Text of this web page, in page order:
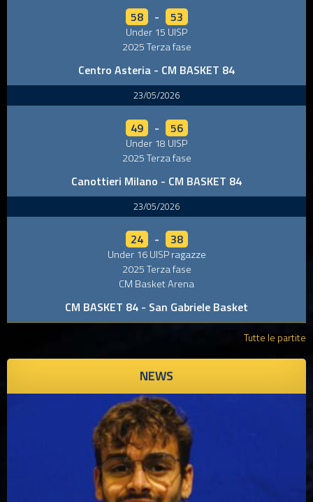
58 - 53
Under 15 UISP
2025 Terza fase
Centro Asteria - CM BASKET 84
23/05/2026
49 - 56
Under 18 UISP
2025 Terza fase
Canottieri Milano - CM BASKET 84
23/05/2026
24 - 38
Under 16 UISP ragazze
2025 Terza fase
CM Basket Arena
CM BASKET 84 - San Gabriele Basket
Tutte le partite
NEWS